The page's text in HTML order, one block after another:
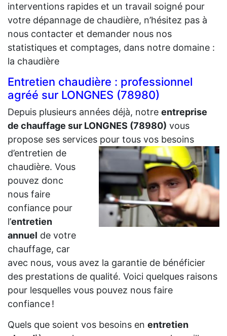
interventions rapides et un travail soigné pour
votre dépannage de chaudière, n’hésitez pas à
nous contacter et demander nous nos
statistiques et comptages, dans notre domaine :
la chaudière
Entretien chaudière : professionnel
agréé sur LONGNES (78980)
Depuis plusieurs années déjà, notre entreprise
de chauffage sur LONGNES (78980) vous
propose ses services pour tous vos besoins
d’entretien de
chaudière. Vous
pouvez donc
nous faire
confiance pour
l’entretien
annuel de votre
chauffage, car
avec nous, vous avez la garantie de bénéficier
des prestations de qualité. Voici quelques raisons
pour lesquelles vous pouvez nous faire
confiance !
Quels que soient vos besoins en entretien